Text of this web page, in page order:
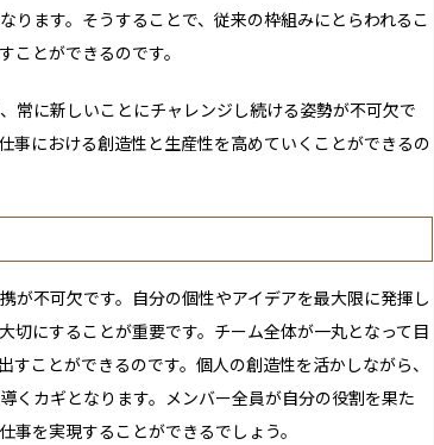
ります。そうすることで、従来の枠組みにとらわれるこ
ことができるのです。
常に新しいことにチャレンジし続ける姿勢が不可欠で
事における創造性と生産性を高めていくことができるの
が不可欠です。自分の個性やアイデアを最大限に発揮し
切にすることが重要です。チーム全体が一丸となって目
ことができるのです。個人の創造性を活かしながら、
くカギとなります。メンバー全員が自分の役割を果た
を実現することができるでしょう。